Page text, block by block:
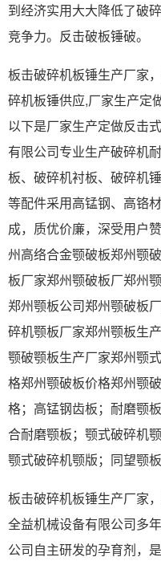
到经济实用大大降低了破
竞争力。反击破板锤破。
板击破碎机板锤生产厂家
碎机板锤供应,厂家生产定
以下是厂家生产定做反击
有限公司专业生产破碎机
板、破碎机衬板、破碎机
等配件采用高锰钢、高铬
成，质优价廉，深受用户
州高络合金颚破板郑州颚
板厂家郑州颚破板厂郑州
郑州颚板公司郑州颚破板
碎机颚板厂家郑州颚板生
颚破颚板生产厂家郑州颚
格郑州颚破板价格郑州颚
格；高锰钢齿板；耐磨颚
合耐磨颚板；颚式破碎机
颚式破碎机颚版；同望颚板
板击破碎机板锤生产厂家
全益机械设备有限公司多
公司自主研发的孕育剂，